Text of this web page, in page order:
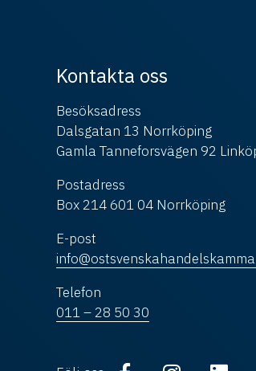
Kontakta oss
Besöksadress
Dalsgatan 13 Norrköping
Gamla Tanneforsvägen 92
Postadress
Box 214 601 04 Norrköping
E-post
Telefon
011 – 28 50 30